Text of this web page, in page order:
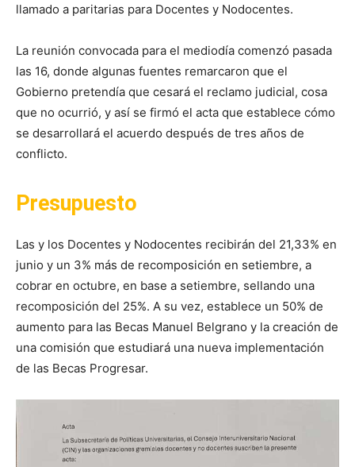
llamado a paritarias para Docentes y Nodocentes.
La reunión convocada para el mediodía comenzó pasada
las 16, donde algunas fuentes remarcaron que el
Gobierno pretendía que cesará el reclamo judicial, cosa
que no ocurrió, y así se firmó el acta que establece cómo
se desarrollará el acuerdo después de tres años de
conflicto.
Presupuesto
Las y los Docentes y Nodocentes recibirán del 21,33% en
junio y un 3% más de recomposición en setiembre, a
cobrar en octubre, en base a setiembre, sellando una
recomposición del 25%. A su vez, establece un 50% de
aumento para las Becas Manuel Belgrano y la creación de
una comisión que estudiará una nueva implementación
de las Becas Progresar.